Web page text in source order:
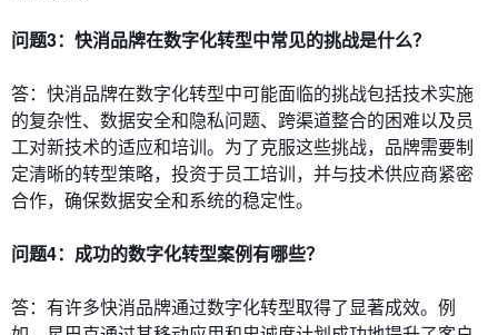
问题3：快消品牌在数字化转型中常见的挑战是什么？
答：快消品牌在数字化转型中可能面临的挑战包括技术实施
的复杂性、数据安全和隐私问题、跨渠道整合的困难以及员
工对新技术的适应和培训。为了克服这些挑战，品牌需要制
定清晰的转型策略，投资于员工培训，并与技术供应商紧密
合作，确保数据安全和系统的稳定性。
问题4：成功的数字化转型案例有哪些？
答：有许多快消品牌通过数字化转型取得了显著成效。例